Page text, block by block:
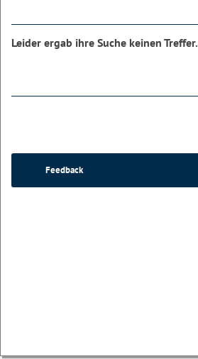
Leider ergab ihre Suche keinen Treffer.
Feedback